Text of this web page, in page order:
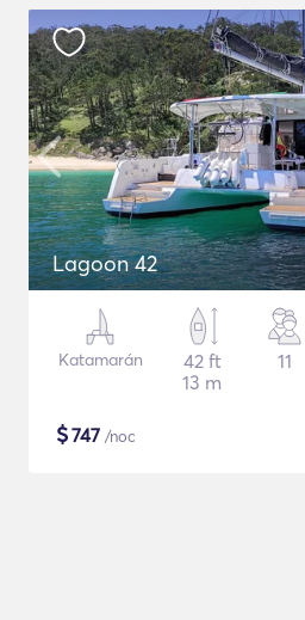
Lagoon 42
Katamarán
42 ft
13 m
11
$747 /noc